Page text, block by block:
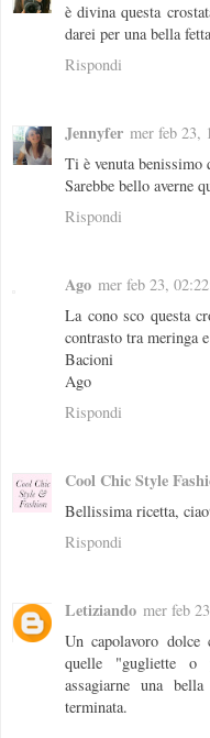
è divina questa
darei per una bella
Rispondi
Jennyfer mer feb 23,
Ti è venuta benissimo
Sarebbe bello averne
Rispondi
Ago mer feb 23,
La cono sco questa
contrasto tra meringa
Bacioni
Ago
Rispondi
Cool Chic Style
Bellissima ricetta,
Rispondi
Letiziando mer feb
Un capolavoro
quelle "gugliette o
assagiarne una
terminata.